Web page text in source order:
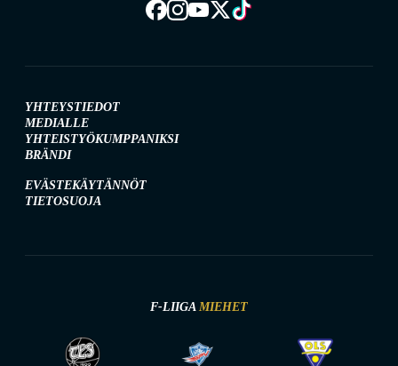
YHTEYSTIEDOT
MEDIALLE
YHTEISTYÖKUMPPANIKSI
BRÄNDI
EVÄSTEKÄYTÄNNÖT
TIETOSUOJA
F-LIIGA MIEHET